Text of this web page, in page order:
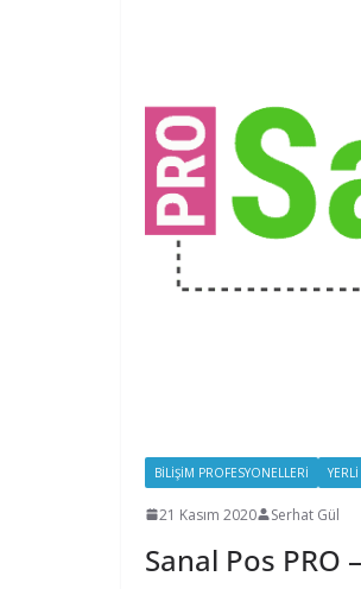
BILIŞIM PROFESYONELLERI
21 Kasım 2020 Serhat Gül
Sanal Pos PRO